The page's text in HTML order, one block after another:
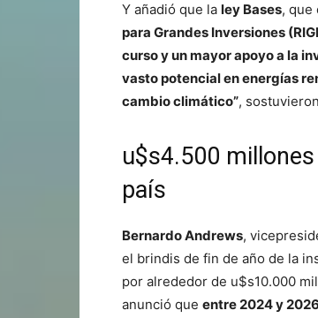
Y añadió que la ley Bases, que
para Grandes Inversiones
curso y un mayor apoyo a la
vasto potencial en energías
cambio climático”,
u$s4.500 millones
país
Bernardo Andrews,
el brindis de fin de año de la
por alrededor de u$s10.000
anunció que entre 2024 y